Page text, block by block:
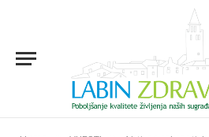
Aktivne rekreativke
Zdravog grada